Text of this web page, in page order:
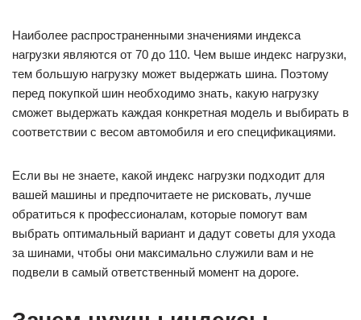
Наиболее распространенными значениями индекса
нагрузки являются от 70 до 110. Чем выше индекс нагрузки,
тем большую нагрузку может выдержать шина. Поэтому
перед покупкой шин необходимо знать, какую нагрузку
сможет выдержать каждая конкретная модель и выбирать в
соответствии с весом автомобиля и его спецификациями.
Если вы не знаете, какой индекс нагрузки подходит для
вашей машины и предпочитаете не рисковать, лучше
обратиться к профессионалам, которые помогут вам
выбрать оптимальный вариант и дадут советы для ухода
за шинами, чтобы они максимально служили вам и не
подвели в самый ответственный момент на дороге.